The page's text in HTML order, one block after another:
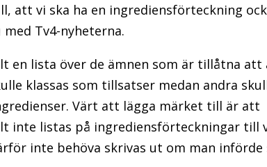
att vi ska ha en ingrediensförteckning
Tv4-nyheterna.
en lista över de ämnen som är tillåtna att
klassas som tillsatser medan andra
Värt att lägga märket till är att
inte listas på ingrediensförteckningar till
inte behöva skrivas ut om man